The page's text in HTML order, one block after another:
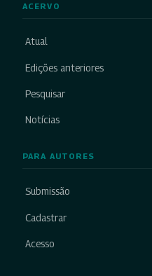
ACERVO
Atual
Edições anteriores
Pesquisar
Notícias
PARA AUTORES
Submissão
Cadastrar
Acesso